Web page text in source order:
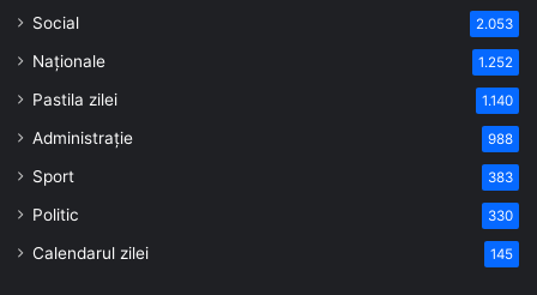
Social 2.053
Naționale 1.252
Pastila zilei 1.140
Administrație 988
Sport 383
Politic 330
Calendarul zilei 145